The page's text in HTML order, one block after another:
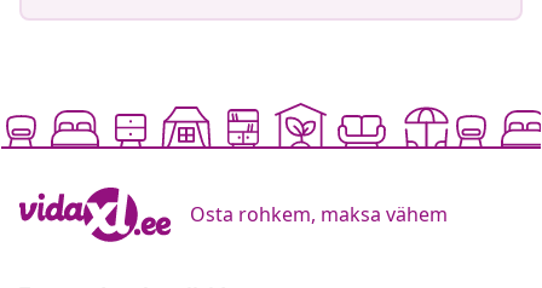
Osta rohkem, maksa vähem